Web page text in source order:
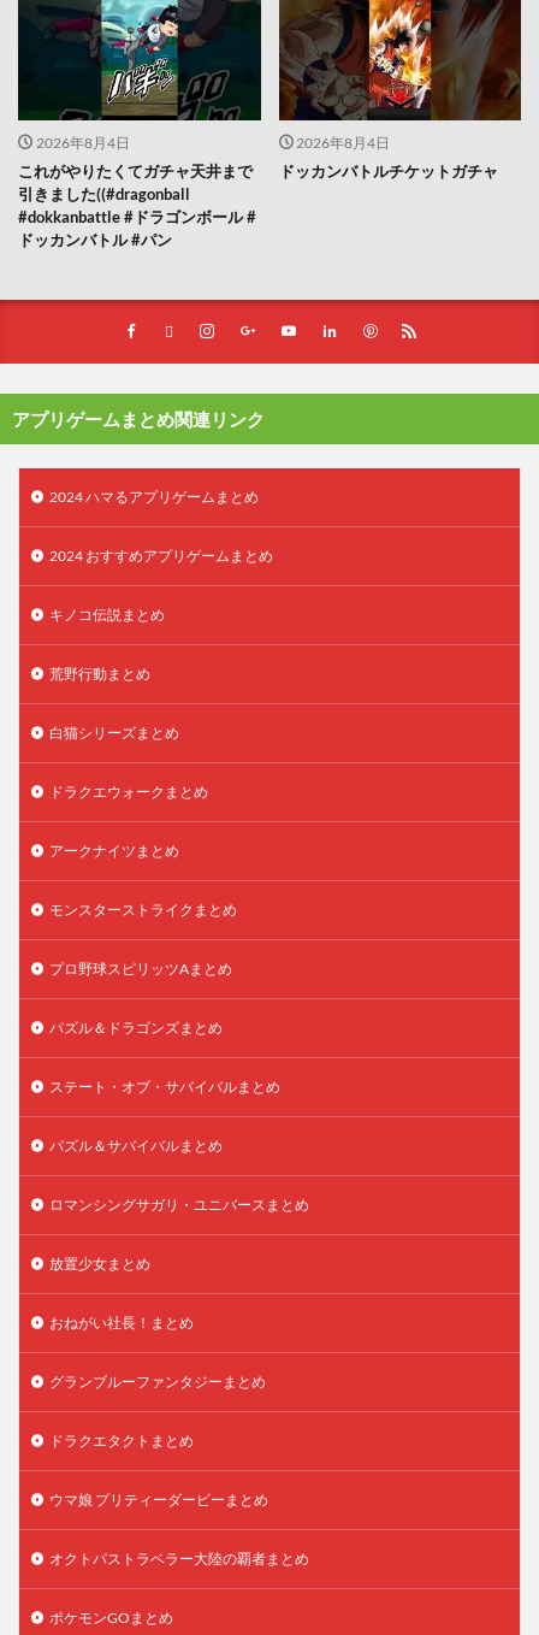
2026年8月4日
これがやりたくてガチャ天井まで
引きました((#dragonball
#dokkanbattle #ドラゴンボール #
ドッカンバトル #パン
2026年8月4日
ドッカンバトルチケットガチャ
アプリゲームまとめ関連リンク
2024 ハマるアプリゲームまとめ
2024 おすすめアプリゲームまとめ
キノコ伝説まとめ
荒野行動まとめ
白猫シリーズまとめ
ドラクエウォークまとめ
アークナイツまとめ
モンスターストライクまとめ
プロ野球スピリッツAまとめ
パズル＆ドラゴンズまとめ
ステート・オブ・サバイバルまとめ
パズル＆サバイバルまとめ
ロマンシングサガリ・ユニバースまとめ
放置少女まとめ
おねがい社長！まとめ
グランブルーファンタジーまとめ
ドラクエタクトまとめ
ウマ娘 プリティーダービーまとめ
オクトパストラベラー大陸の覇者まとめ
ポケモンGOまとめ